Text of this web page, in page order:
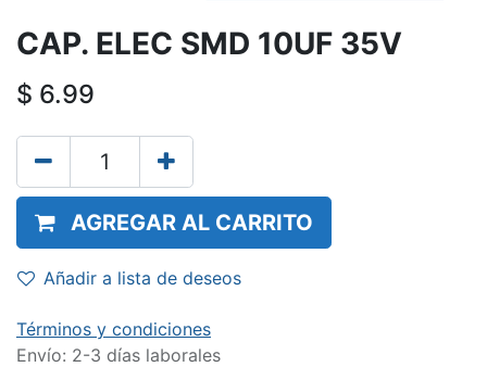
CAP. ELEC SMD 10UF 35V
$ 6.99
AGREGAR AL CARRITO
Añadir a lista de deseos
Términos y condiciones
Envío: 2-3 días laborales